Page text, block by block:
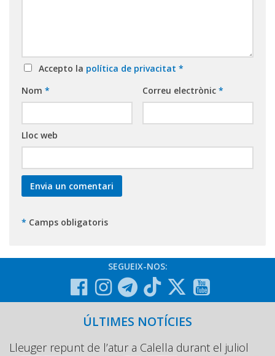
Accepto la política de privacitat *
Nom * Correu electrònic *
Lloc web
* Camps obligatoris
SEGUEIX-NOS:
ÚLTIMES NOTÍCIES
Lleuger repunt de l’atur a Calella durant el juliol